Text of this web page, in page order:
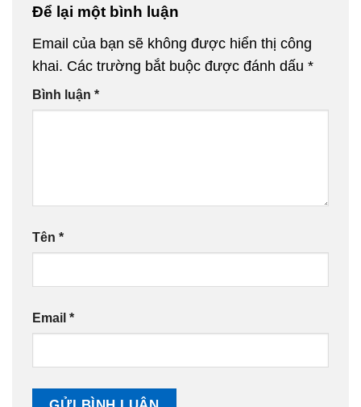
Để lại một bình luận
Email của bạn sẽ không được hiển thị công
khai. Các trường bắt buộc được đánh dấu *
Bình luận *
Tên *
Email *